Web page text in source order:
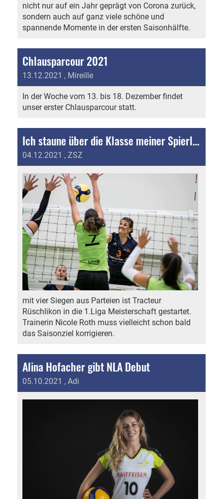
nicht nur auf ein Jahr geprägt von Corona zurück,
sondern auch auf ganz viele schöne und
spannende Momente in der ersten Saisonhälfte.
Chlausparcour 2021
13.12.2021 , Mireille
In der Woche vom 13. bis 18. Dezember findet
unser erster Chlausparcour statt.
Ich staune über die Klasse meiner Spierlerinnen
04.12.2021 , ZSZ
mit vier Siegen aus Parteien ist Tracteur
Rüschlikon in die 1.Liga Meisterschaft gestartet.
Trainerin Nicole Roth muss vielleicht schon bald
das Saisonziel korrigieren.
Alina Hofacher gibt NLA Debut
05.10.2021 , Adi